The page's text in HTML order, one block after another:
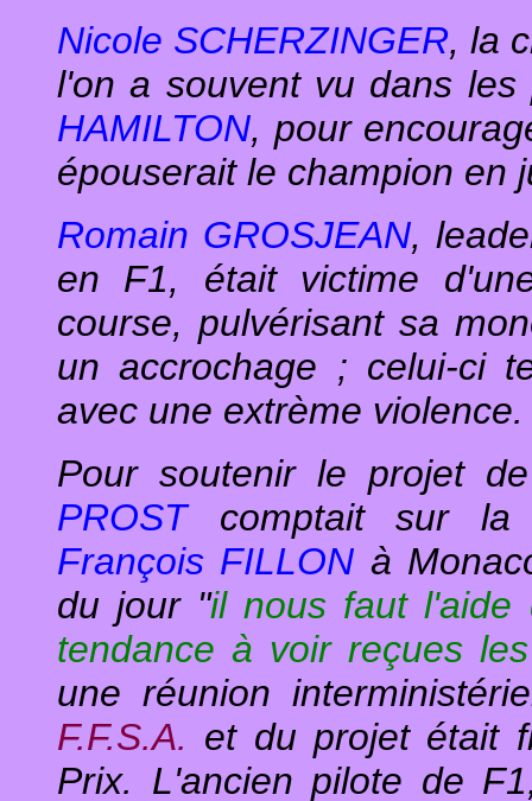
Nicole SCHERZINGER, la
l'on a souvent vu dans
HAMILTON, pour
épouserait le champion en
Romain GROSJEAN,
en F1, était victime
course, pulvérisant sa
un accrochage ; celui-ci
avec une extrème violence.
Pour soutenir le projet
PROSTcomptait sur la
François FILLON à
du jour "il nous faut l'aide
tendance à voir reçues
une réunion
F.F.S.A. et du projet était
Prix. L'ancien pilote de